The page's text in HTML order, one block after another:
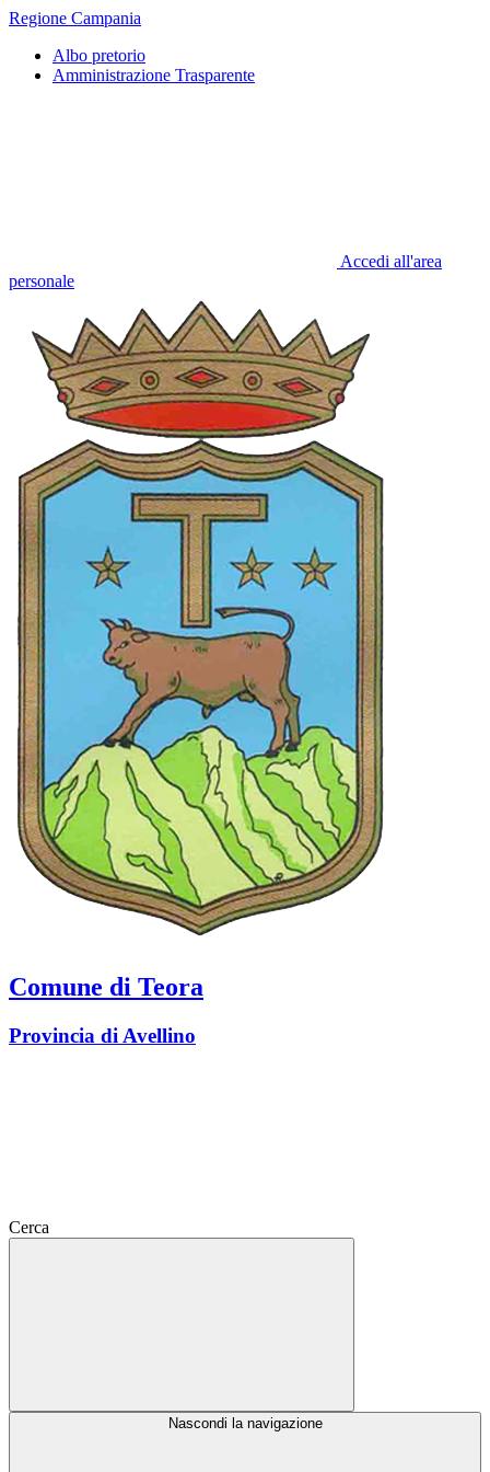
Regione Campania
Albo pretorio
Amministrazione Trasparente
Accedi all'area
personale
Comune di Teora
Provincia di Avellino
Cerca
Nascondi la navigazione